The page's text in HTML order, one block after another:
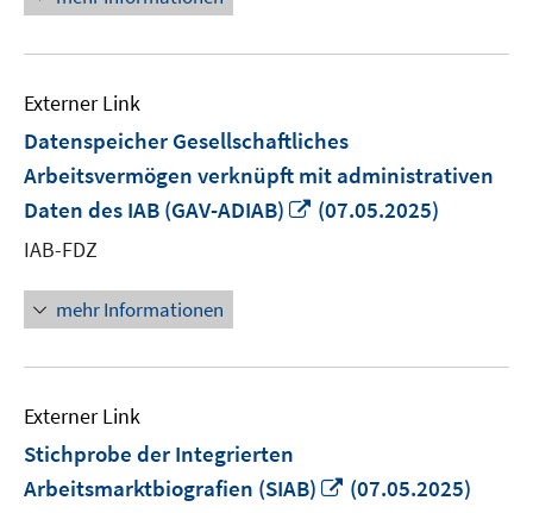
Externer Link
Datenspeicher Gesellschaftliches
Arbeitsvermögen verknüpft mit administrativen
Daten des IAB (GAV-ADIAB)
In
(07.05.2025)
IAB-FDZ
mehr Informationen
Externer Link
Stichprobe der Integrierten
Arbeitsmarktbiografien (SIAB)
In
(07.05.2025)